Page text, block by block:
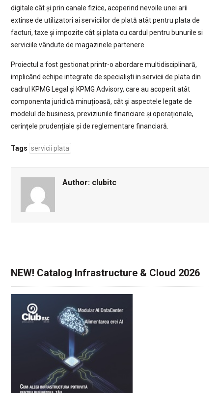
digitale cât și prin canale fizice, acoperind nevoile unei arii
extinse de utilizatori ai serviciilor de plată atât pentru plata de
facturi, taxe și impozite cât și plata cu cardul pentru bunurile si
serviciile vândute de magazinele partenere.
Proiectul a fost gestionat printr-o abordare multidisciplinară,
implicând echipe integrate de specialiști in servicii de plata din
cadrul KPMG Legal și KPMG Advisory, care au acoperit atât
componenta juridică minuțioasă, cât și aspectele legate de
modelul de business, previziunile financiare și operaționale,
cerințele prudențiale și de reglementare financiară.
Tags servicii plata
Author: clubitc
NEW! Catalog Infrastructure & Cloud 2026